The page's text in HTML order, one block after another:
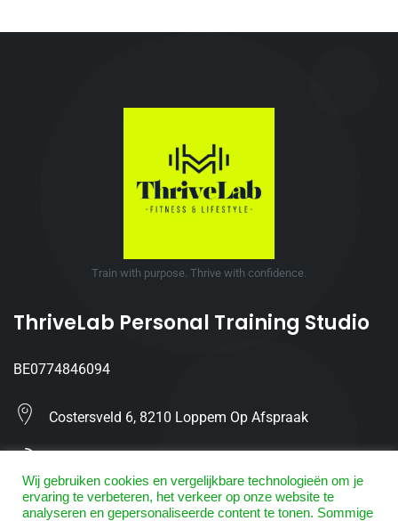
Train with purpose. Thrive with confidence.
ThriveLab Personal Training Studio
BE0774846094
Costersveld 6, 8210 Loppem Op Afspraak
Info@ThriveLab.be
Wij gebruiken cookies en vergelijkbare technologieën om je
ervaring te verbeteren, het verkeer op onze website te
analyseren en gepersonaliseerde content te tonen. Sommige